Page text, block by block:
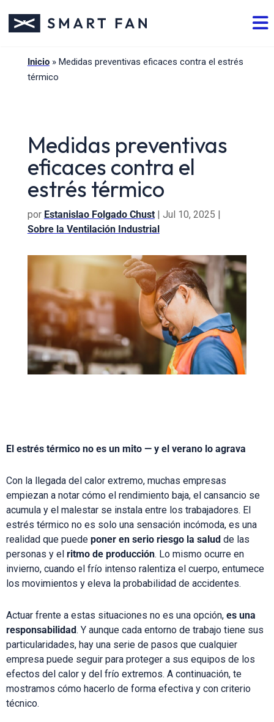
Inicio» Medidas preventivas eficaces contra el estrés
térmico
Medidas preventivas
eficaces contra el
estrés térmico
por Estanislao Folgado Chust| Jul 10, 2025 |
Sobre la Ventilación Industrial
El estrés térmico no es un mito — y el verano lo agrava
Con la llegada del calor extremo, muchas empresas
empiezan a notar cómo el rendimiento baja, el cansancio se
acumula y el malestar se instala entre los trabajadores. El
estrés térmico no es solo una sensación incómoda, es una
realidad que puede poner en serio riesgo la salud de las
personas y el ritmo de producción. Lo mismo ocurre en
invierno, cuando el frío intenso ralentiza el cuerpo, entumece
los movimientos y eleva la probabilidad de accidentes.
Actuar frente a estas situaciones no es una opción, es una
responsabilidad. Y aunque cada entorno de trabajo tiene sus
particularidades, hay una serie de pasos que cualquier
empresa puede seguir para proteger a sus equipos de los
efectos del calor y del frío extremos. A continuación, te
mostramos cómo hacerlo de forma efectiva y con criterio
técnico.